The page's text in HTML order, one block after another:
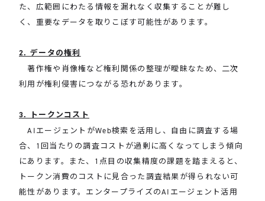
た、広範囲にわたる情報を漏れなく収集することが難し
く、重要なデータを取りこぼす可能性があります。
2. データの権利
著作権や肖像権など権利関係の整理が曖昧なため、二次
利用が権利侵害につながる恐れがあります。
3. トークンコスト
AIエージェントがWeb検索を活用し、自由に調査する場
合、1回当たりの調査コストが過剰に高くなってしまう傾向
にあります。また、1点目の収集精度の課題を踏まえると、
トークン消費のコストに見合った調査結果が得られない可
能性があります。エンタープライズのAIエージェント活用